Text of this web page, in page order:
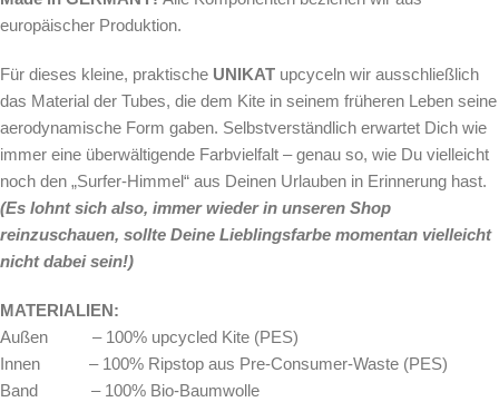
europäischer Produktion.
Für dieses kleine, praktische UNIKAT upcyceln wir ausschließlich
das Material der Tubes, die dem Kite in seinem früheren Leben seine
aerodynamische Form gaben. Selbstverständlich erwartet Dich wie
immer eine überwältigende Farbvielfalt – genau so, wie Du vielleicht
noch den „Surfer-Himmel“ aus Deinen Urlauben in Erinnerung hast.
(Es lohnt sich also, immer wieder in unseren Shop
reinzuschauen, sollte Deine Lieblingsfarbe momentan vielleicht
nicht dabei sein!)
MATERIALIEN:
Außen – 100% upcycled Kite (PES)
Innen – 100% Ripstop aus Pre-Consumer-Waste (PES)
Band – 100% Bio-Baumwolle